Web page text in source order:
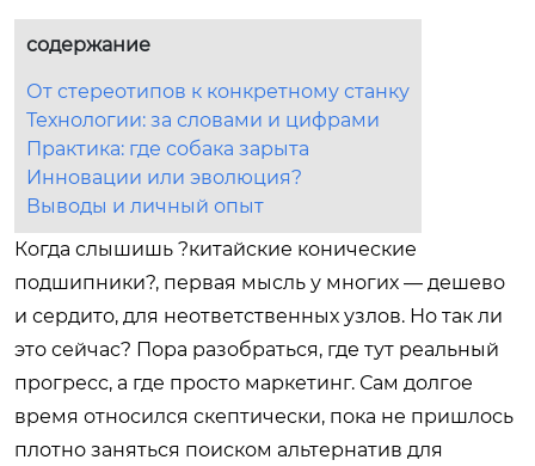
содержание
От стереотипов к конкретному станку
Технологии: за словами и цифрами
Практика: где собака зарыта
Инновации или эволюция?
Выводы и личный опыт
Когда слышишь ?китайские конические
подшипники?, первая мысль у многих — дешево
и сердито, для неответственных узлов. Но так ли
это сейчас? Пора разобраться, где тут реальный
прогресс, а где просто маркетинг. Сам долгое
время относился скептически, пока не пришлось
плотно заняться поиском альтернатив для